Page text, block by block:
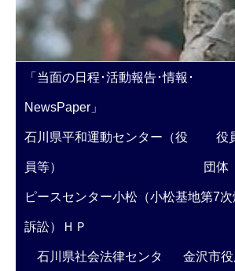
「当面の日程･活動報告･情報･
NewsPaper」
石川県平和運動センター（役
員等）
役
団体
ピースセンター小松（小松基地第7
訴訟）ＨＰ
石川県社会法律センタ 金沢市